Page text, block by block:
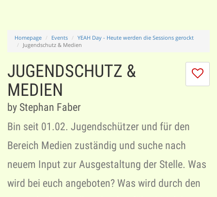
Homepage Events
YEAH Day - Heute werden die Sessions gerockt
Jugendschutz & Medien
I
JUGENDSCHUTZ &
MEDIEN
by Stephan Faber
Bin seit 01.02. Jugendschützer und für den
Bereich Medien zuständig und suche nach
neuem Input zur Ausgestaltung der Stelle. Was
wird bei euch angeboten? Was wird durch den